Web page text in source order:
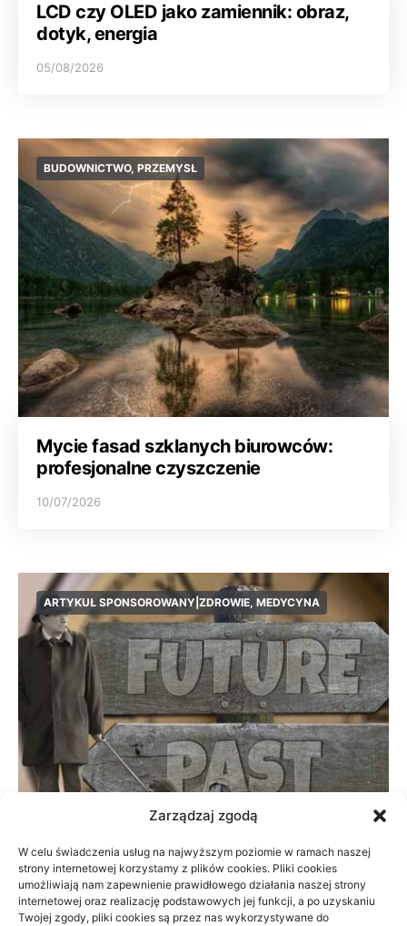
Zarządzaj zgodą
W celu świadczenia usług na najwyższym poziomie w ramach naszej
strony internetowej korzystamy z plików cookies. Pliki cookies
umożliwiają nam zapewnienie prawidłowego działania naszej strony
internetowej oraz realizację podstawowych jej funkcji, a po uzyskaniu
Twojej zgody, pliki cookies są przez nas wykorzystywane do
LCD czy OLED jako zamiennik: obraz,
dotyk, energia
05/08/2026
BUDOWNICTWO, PRZEMYSŁ
Mycie fasad szklanych biurowców:
profesjonalne czyszczenie
10/07/2026
ARTYKUŁ SPONSOROWANY|ZDROWIE, MEDYCYNA
Prywatnie czy na NFZ: fizjoterapia przy
braku czasu